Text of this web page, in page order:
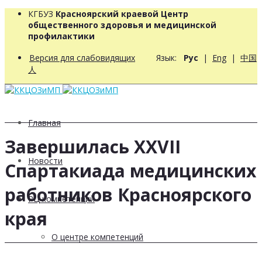
КГБУЗ Красноярский краевой Центр
общественного здоровья и медицинской
профилактики
Версия для слабовидящих Язык: Рус | Eng | 中国
人
Главная
Новости
РЦ компетенций
О центре компетенций
Завершилась XXVII
Спартакиада медицинских
работников Красноярского
края